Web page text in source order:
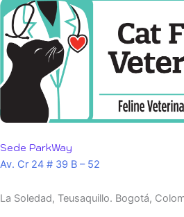
Sede ParkWay
Av. Cr 24 # 39 B – 52
La Soledad, Teusaquillo. Bogotá,